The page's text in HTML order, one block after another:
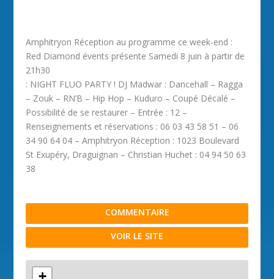
Amphitryon Réception au programme ce week-end :
Red Diamond évents présente Samedi 8 juin à partir de
21h30
: NIGHT FLUO PARTY ! DJ Madwar : Dancehall – Ragga
– Zouk – RN’B – Hip Hop – Kuduro – Coupé Décalé –
Possibilité de se restaurer – Entrée : 12 –
Renseignements et réservations : 06 03 43 58 51 – 06
34 90 64 04 – Amphitryon Réception : 1023 Boulevard
St Exupéry, Draguignan – Christian Huchet : 04 94 50 63
38
COMMENTAIRE
VOIR LE SITE